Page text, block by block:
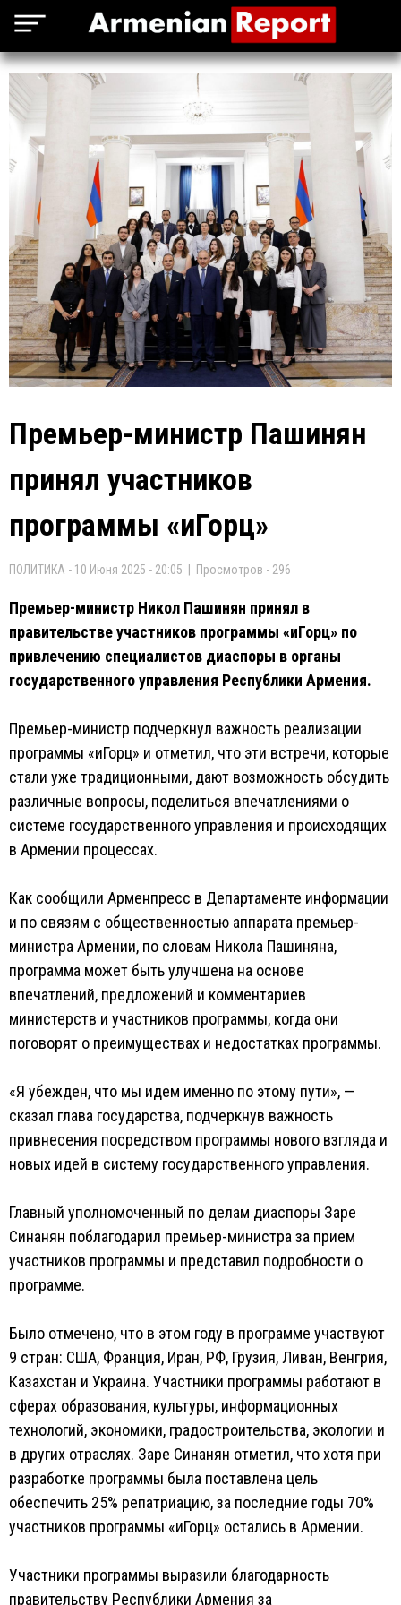
Премьер-министр Пашинян
принял участников
программы «иГорц»
ПОЛИТИКА - 10 Июня 2025 - 20:05 | Просмотров - 296
Премьер-министр Никол Пашинян принял в
правительстве участников программы «иГорц» по
привлечению специалистов диаспоры в органы
государственного управления Республики Армения.
Премьер-министр подчеркнул важность реализации
программы «иГорц» и отметил, что эти встречи, которые
стали уже традиционными, дают возможность обсудить
различные вопросы, поделиться впечатлениями о
системе государственного управления и происходящих
в Армении процессах.
Как сообщили Арменпресс в Департаменте информации
и по связям с общественностью аппарата премьер-
министра Армении, по словам Никола Пашиняна,
программа может быть улучшена на основе
впечатлений, предложений и комментариев
министерств и участников программы, когда они
поговорят о преимуществах и недостатках программы.
«Я убежден, что мы идем именно по этому пути», —
сказал глава государства, подчеркнув важность
привнесения посредством программы нового взгляда и
новых идей в систему государственного управления.
Главный уполномоченный по делам диаспоры Заре
Синанян поблагодарил премьер-министра за прием
участников программы и представил подробности о
программе.
Было отмечено, что в этом году в программе участвуют
9 стран: США, Франция, Иран, РФ, Грузия, Ливан, Венгрия,
Казахстан и Украина. Участники программы работают в
сферах образования, культуры, информационных
технологий, экономики, градостроительства, экологии и
в других отраслях. Заре Синанян отметил, что хотя при
разработке программы была поставлена цель
обеспечить 25% репатриацию, за последние годы 70%
участников программы «иГорц» остались в Армении.
Участники программы выразили благодарность
правительству Республики Армения за